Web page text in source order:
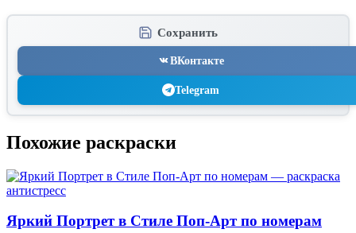
Сохранить
ВКонтакте
Telegram
Похожие раскраски
Яркий Портрет в Стиле Поп-Арт по номерам